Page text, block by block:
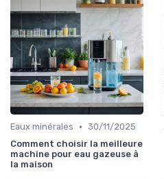
Eaux minérales • 30/11/2025
Comment choisir la meilleure
machine pour eau gazeuse à
la maison